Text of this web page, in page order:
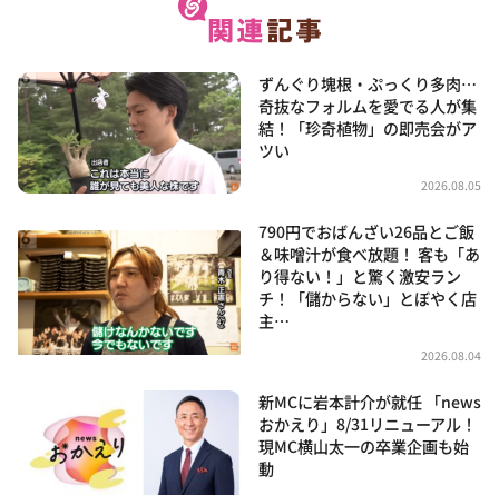
ずんぐり塊根・ぷっくり多肉…
奇抜なフォルムを愛でる人が集
結！「珍奇植物」の即売会がア
ツい
2026.08.05
790円でおばんざい26品とご飯
＆味噌汁が食べ放題！ 客も「あ
り得ない！」と驚く激安ラン
チ！「儲からない」とぼやく店
主…
2026.08.04
新MCに岩本計介が就任 「news
おかえり」8/31リニューアル！
現MC横山太一の卒業企画も始
動